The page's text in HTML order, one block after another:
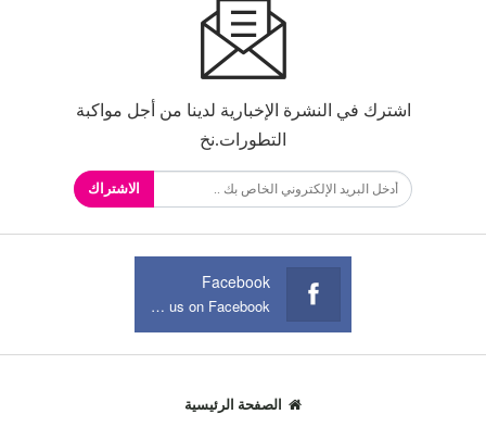
اشترك في النشرة الإخبارية لدينا من أجل مواكبة
التطورات.نخ
الاشتراك
Facebook
Join us on Facebook
الصفحة الرئيسية